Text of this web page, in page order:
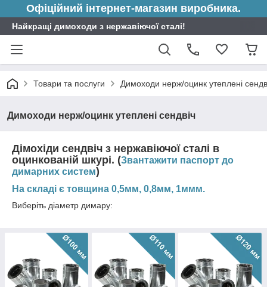
Офіційний інтернет-магазин виробника.
Найкращі димоходи з нержавіючої сталі!
Товари та послуги Димоходи нерж/оцинк утеплені
Димоходи нерж/оцинк утеплені сендвіч
Дімохіди сендвіч з нержавіючої сталі в
оцинкованій шкурі. (Звантажити паспорт до
димарних систем)
На складі є товщина 0,5мм, 0,8мм, 1ммм.
Виберіть діаметр димару: